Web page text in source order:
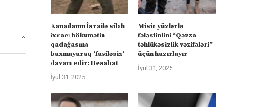
Kanadanın İsrailə silah
ixracı hökumətin
qadağasına
baxmayaraq ‘fasiləsiz’
davam edir: Hesabat
İyul 31, 2025
Misir yüzlərlə
fələstinlini “Qəzza
təhlükəsizlik vəzifələri”
üçün hazırlayır
İyul 31, 2025